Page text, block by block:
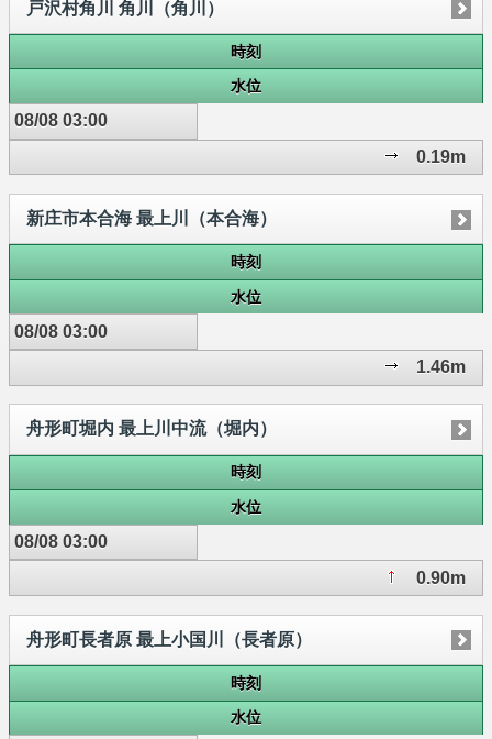
戸沢村角川 角川（角川）
時刻
水位
08/08 03:00
0.19m
新庄市本合海 最上川（本合海）
時刻
水位
08/08 03:00
1.46m
舟形町堀内 最上川中流（堀内）
時刻
水位
08/08 03:00
0.90m
舟形町長者原 最上小国川（長者原）
時刻
水位